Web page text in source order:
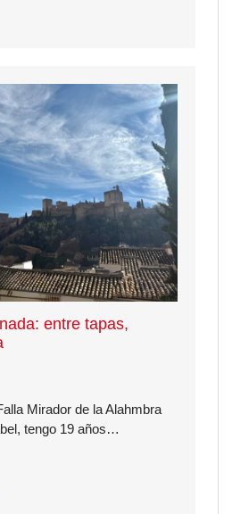
entre tapas,
Mirador de la Alahmbra
tengo 19 años…